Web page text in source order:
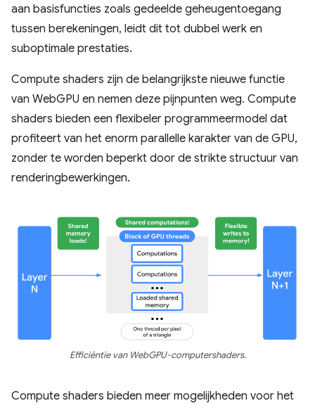
aan basisfuncties zoals gedeelde geheugentoegang
tussen berekeningen, leidt dit tot dubbel werk en
suboptimale prestaties.
Compute shaders zijn de belangrijkste nieuwe functie
van WebGPU en nemen deze pijnpunten weg. Compute
shaders bieden een flexibeler programmeermodel dat
profiteert van het enorm parallelle karakter van de GPU,
zonder te worden beperkt door de strikte structuur van
renderingbewerkingen.
Efficiëntie van WebGPU-computershaders.
Compute shaders bieden meer mogelijkheden voor het